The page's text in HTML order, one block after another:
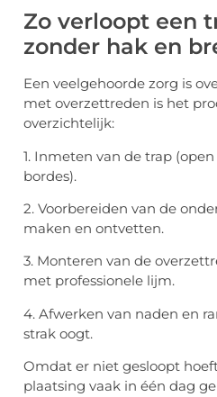
Zo verloopt een
zonder hak en
Een veelgehoorde zorg is
met overzettreden is het
overzichtelijk:
1. Inmeten van de trap
bordes).
2. Voorbereiden van de
maken en ontvetten.
3. Monteren van de
met professionele lijm.
4. Afwerken van naden en
strak oogt.
Omdat er niet gesloopt
plaatsing vaak in één dag